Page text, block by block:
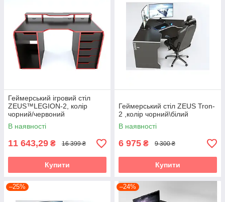
Геймерський ігровий стіл
ZEUS™LEGION-2, колір
чорний/червоний
В наявності
11 643,29 ₴ 16 399 ₴
Купити
Геймерський стіл ZEUS Tron-
2 ,колір чорний\білий
В наявності
6 975 ₴ 9 300 ₴
Купити
–25% –24%